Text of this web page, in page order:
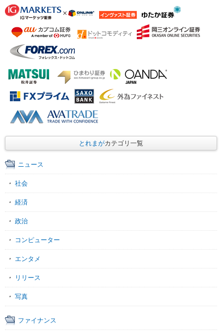
とれまがカテゴリ一覧
ニュース
社会
経済
政治
コンピューター
エンタメ
リリース
写真
ファイナンス